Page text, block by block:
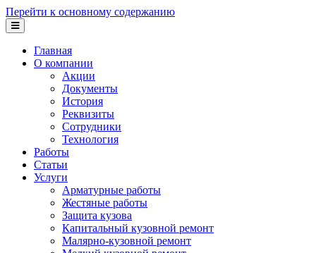
Перейти к основному содержанию
Главная
О компании
Акции
Документы
История
Реквизиты
Сотрудники
Технология
Работы
Статьи
Услуги
Арматурные работы
Жестяные работы
Защита кузова
Капитальный кузовной ремонт
Малярно-кузовной ремонт